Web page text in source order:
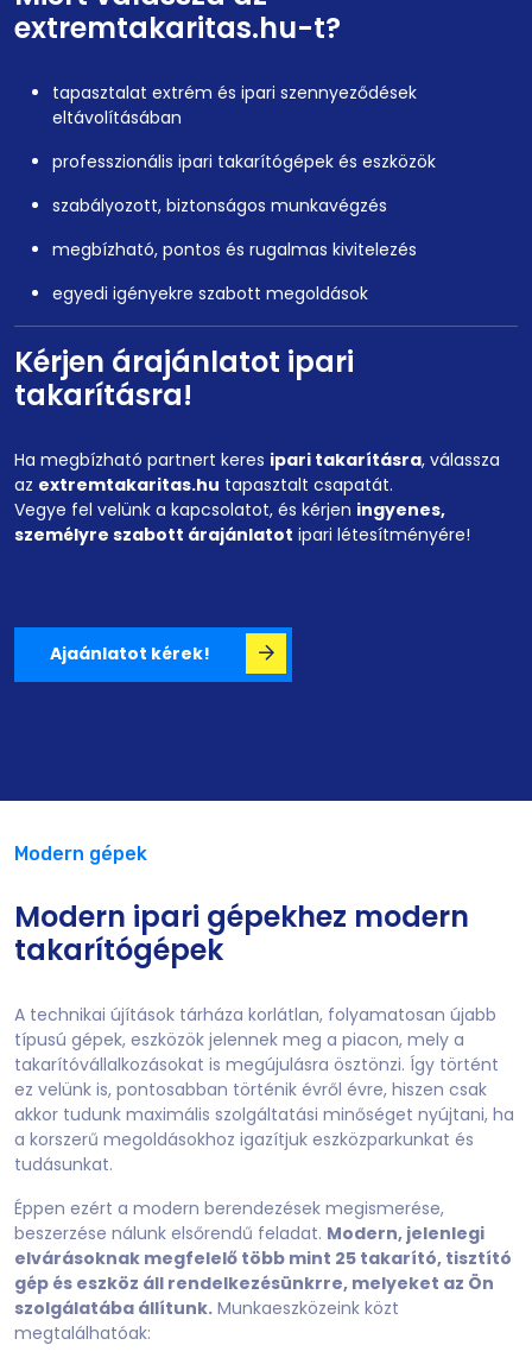
extremtakaritas.hu-t?
tapasztalat extrém és ipari szennyeződések
eltávolításában
professzionális ipari takarítógépek és eszközök
szabályozott, biztonságos munkavégzés
megbízható, pontos és rugalmas kivitelezés
egyedi igényekre szabott megoldások
Kérjen árajánlatot ipari
takarításra!
Ha megbízható partnert keres ipari takarításra, válassza
az extremtakaritas.hu tapasztalt csapatát.
Vegye fel velünk a kapcsolatot, és kérjen ingyenes,
személyre szabott árajánlatot ipari létesítményére!
Ajaánlatot kérek!
Modern gépek
Modern ipari gépekhez modern
takarítógépek
A technikai újítások tárháza korlátlan, folyamatosan újabb
típusú gépek, eszközök jelennek meg a piacon, mely a
takarítóvállalkozásokat is megújulásra ösztönzi. Így történt
ez velünk is, pontosabban történik évről évre, hiszen csak
akkor tudunk maximális szolgáltatási minőséget nyújtani, ha
a korszerű megoldásokhoz igazítjuk eszközparkunkat és
tudásunkat.
Éppen ezért a modern berendezések megismerése,
beszerzése nálunk elsőrendű feladat. Modern, jelenlegi
elvárásoknak megfelelő több mint 25 takarító, tisztító
gép és eszköz áll rendelkezésünkrre, melyeket az Ön
szolgálatába állítunk. Munkaeszközeink közt
megtalálhatóak: